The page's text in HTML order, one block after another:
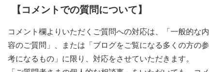
【コメントでの質問について】
コメント欄よりいただくご質問への対応は、「一般的な内
容のご質問」、または「ブログをご覧になる多くの方の参
考になるもの」に限り、対応をさせていただきます。